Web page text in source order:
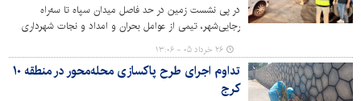
در پی نشست زمین در حد فاصل میدان سپاه تا سه‌راه
رجایی‌شهر، تیمی از عوامل بحران و امداد و نجات شهرداری
کرج به محل حادثه اعزام شده و ضمن بررسی عوامل، مشکل را
برطرف کردند.
۲۶ خرداد ۰۵ - ۱۳:۰۶
تداوم اجرای طرح پاکسازی محله‌محور در منطقه ۱۰
کرج